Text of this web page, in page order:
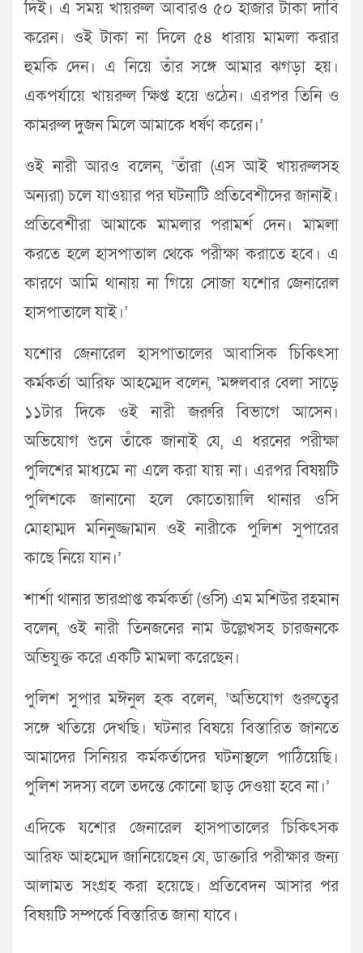
দিই। এ সময় খায়রুল আবারও ৫০ হাজার টাকা দাবি
করেন। ওই টাকা না দিলে ৫৪ ধারায় মামলা করার
হুমকি দেন। এ নিয়ে তাঁর সঙ্গে আমার ঝগড়া হয়।
একপর্যায়ে খায়রুল ক্ষিপ্ত হয়ে ওঠেন। এরপর তিনি ও
কামরুল দুজন মিলে আমাকে ধর্ষণ করেন।’
ওই নারী আরও বলেন, ‘তাঁরা (এস আই খায়রুলসহ
অন্যরা) চলে যাওয়ার পর ঘটনাটি প্রতিবেশীদের জানাই।
প্রতিবেশীরা আমাকে মামলার পরামর্শ দেন। মামলা
করতে হলে হাসপাতাল থেকে পরীক্ষা করাতে হবে। এ
কারণে আমি থানায় না গিয়ে সোজা যশোর জেনারেল
হাসপাতালে যাই।’
যশোর জেনারেল হাসপাতালের আবাসিক চিকিৎসা
কর্মকর্তা আরিফ আহম্মেদ বলেন, ‘মঙ্গলবার বেলা সাড়ে
১১টার দিকে ওই নারী জরুরি বিভাগে আসেন।
অভিযোগ শুনে তাঁকে জানাই যে, এ ধরনের পরীক্ষা
পুলিশের মাধ্যমে না এলে করা যায় না। এরপর বিষয়টি
পুলিশকে জানানো হলে কোতোয়ালি থানার ওসি
মোহাম্মদ মনিনুজ্জামান ওই নারীকে পুলিশ সুপারের
কাছে নিয়ে যান।’
শার্শা থানার ভারপ্রাপ্ত কর্মকর্তা (ওসি) এম মশিউর রহমান
বলেন, ওই নারী তিনজনের নাম উল্লেখসহ চারজনকে
অভিযুক্ত করে একটি মামলা করেছেন।
পুলিশ সুপার মঈনুল হক বলেন, ‘অভিযোগ গুরুত্বের
সঙ্গে খতিয়ে দেখছি। ঘটনার বিষয়ে বিস্তারিত জানতে
আমাদের সিনিয়র কর্মকর্তাদের ঘটনাস্থলে পাঠিয়েছি।
পুলিশ সদস্য বলে তদন্তে কোনো ছাড় দেওয়া হবে না।’
এদিকে যশোর জেনারেল হাসপাতালের চিকিৎসক
আরিফ আহম্মেদ জানিয়েছেন যে, ডাক্তারি পরীক্ষার জন্য
আলামত সংগ্রহ করা হয়েছে। প্রতিবেদন আসার পর
বিষয়টি সম্পর্কে বিস্তারিত জানা যাবে।